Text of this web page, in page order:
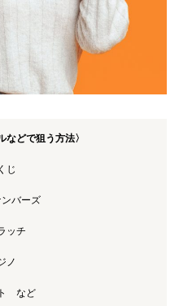
などで狙う方法〉
じ
ンバーズ
ッチ
ノ
ト など